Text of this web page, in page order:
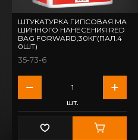
ШТУКАТУРКА ГИПСОВАЯ МА
ШИННОГО НАНЕСЕНИЯ RED
BAG FORWARD,30КГ(ПАЛ.4
0ШТ)
35-73-6
шт.